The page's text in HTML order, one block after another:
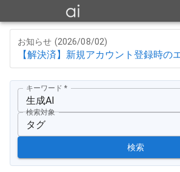
お知らせ (2026/08/02)
【解決済】新規アカウント登録時の
キーワード *
検索対象
タグ
検索